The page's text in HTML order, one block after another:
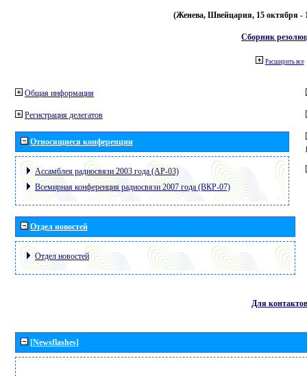
(Женева, Швейцария, 15 октября -
Сборник
Расширить все
Общая информация
Регистрация делегатов
Относящиеся конференции
Ассамблея радиосвязи 2003 года (АР-03)
Всемирная конференция радиосвязи 2007 года (ВКР-07)
Отдел новостей
Отдел новостей
Для контактов
[Newsflashes]